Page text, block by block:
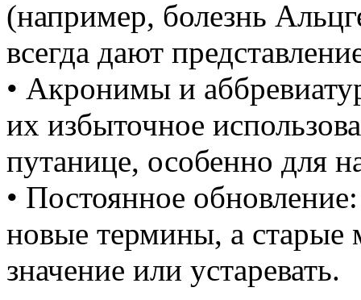
(например, болезнь
всегда дают
• Акронимы и
их избыточное
путанице, особенно для
• Постоянное
новые термины, а старые
значение или устаревать.